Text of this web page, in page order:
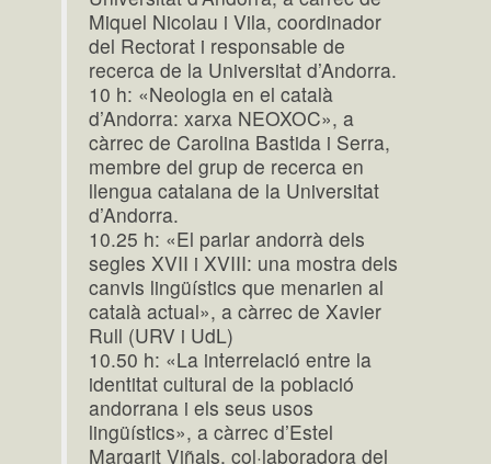
Miquel Nicolau i Vila, coordinador
del Rectorat i responsable de
recerca de la Universitat d’Andorra.
10 h: «Neologia en el català
d’Andorra: xarxa NEOXOC», a
càrrec de Carolina Bastida i Serra,
membre del grup de recerca en
llengua catalana de la Universitat
d’Andorra.
10.25 h: «El parlar andorrà dels
segles XVII i XVIII: una mostra dels
canvis lingüístics que menarien al
català actual», a càrrec de Xavier
Rull (URV i UdL)
10.50 h: «La interrelació entre la
identitat cultural de la població
andorrana i els seus usos
lingüístics», a càrrec d’Estel
Margarit Viñals, col·laboradora del